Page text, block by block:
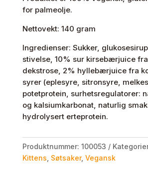
for palmeolje.
Nettovekt: 140 gram
Ingredienser: Sukker,
stivelse, 10% sur kirsebærjuice
dekstrose, 2% hyllebærjuice fra
syrer (eplesyre, sitronsyre,
potetprotein, surhetsregulatorer:
og kalsiumkarbonat, naturlig
hydrolysert erteprotein.
Produktnummer: 100053
Kittens Søtsaker, Vegansk